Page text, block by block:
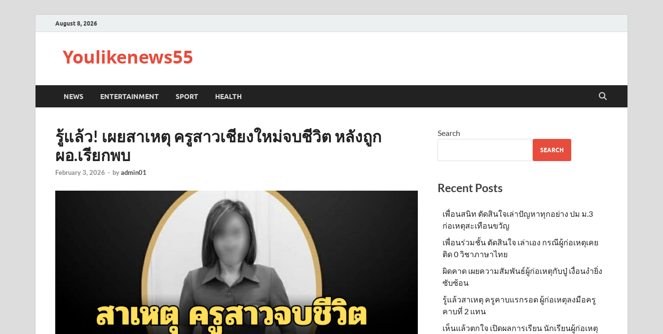
August 8, 2026
Youlikenews55
NEWS ENTERTAINMENT SPORT HEALTH
รู้แล้ว! เผยสาเหตุ ครูสาวเชียงใหม่จบชีวิต หลังถูก
ผอ.เรียกพบ
February 3, 2026 - byadmin01
Search
SEARCH
Recent Posts
เพื่อนสนิท ตัดสินใจเล่าปัญหาทุกอย่าง ปม ม.3
ก่อเหตุสะเทือนขวัญ
เพื่อนร่วมชั้น ตัดสินใจ เล่าเอง กรณีผู้ก่อเหตุเคย
ติด 0 วิชาภาษาไทย
ผิดคาด เผยความสัมพันธ์ผู้ก่อเหตุกับปู่ เงื่อนงำยิ่ง
ซับซ้อน
รู้แล้วสาเหตุ ครูคาบแรกรอด ผู้ก่อเหตุลงมือครู
คาบที่ 2 แทน
เห็นแล้วตกใจ เปิดผลการเรียน นักเรียนผู้ก่อเหตุ